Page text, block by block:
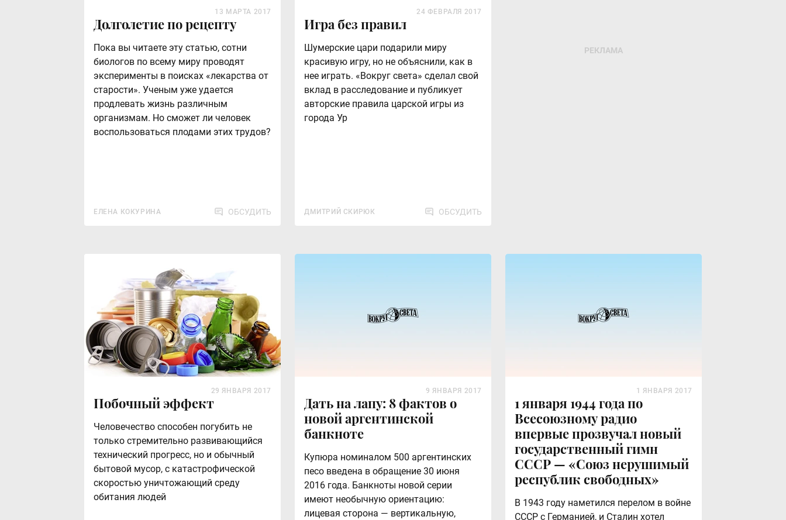
Долголетие по рецепту
Пока вы читаете эту статью, сотни
биологов по всему миру проводят
эксперименты в поисках «лекарства от
старости». Ученым уже удается
продлевать жизнь различным
организмам. Но сможет ли человек
воспользоваться плодами этих трудов?
ЕЛЕНА КОКУРИНА
13 МАРТА 2017
ОБСУДИТЬ
Игра без правил
Шумерские цари подарили миру
красивую игру, но не объяснили, как в
нее играть. «Вокруг света» сделал свой
вклад в расследование и публикует
авторские правила царской игры из
города Ур
ДМИТРИЙ СКИРЮК
24 ФЕВРАЛЯ 2017
ОБСУДИТЬ
Побочный эффект
Человечество способен погубить не
только стремительно развивающийся
технический прогресс, но и обычный
бытовой мусор, с катастрофической
скоростью уничтожающий среду
обитания людей
29 ЯНВАРЯ 2017
Дать на лапу: 8 фактов о
новой аргентинской
банкноте
Купюра номиналом 500 аргентинских
песо введена в обращение 30 июня
2016 года. Банкноты новой серии
имеют необычную ориентацию:
лицевая сторона — вертикальную,
9 ЯНВАРЯ 2017
1 января 1944 года по
Всесоюзному радио
впервые прозвучал новый
государственный гимн
СССР — «Союз нерушимый
республик свободных»
В 1943 году наметился перелом в войне
СССР с Германией, и Сталин хотел
1 ЯНВАРЯ 2017